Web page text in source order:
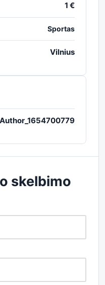
1 €
Sportas
Vilnius
Author_1654700779
skelbimo